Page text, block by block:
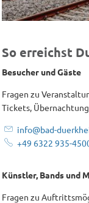
So erreichst
Besucher und Gäste
Fragen zu
Tickets,
info@bad-
+49 6322 935-
Künstler, Bands und
Fragen zu